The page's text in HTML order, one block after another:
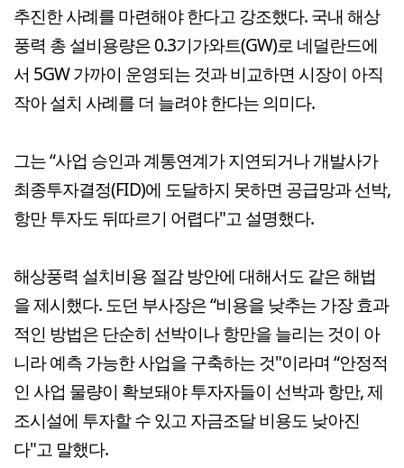
추진한 사례를 마련해야 한다고 강조했다. 국내 해상
풍력 총 설비용량은 0.3기가와트(GW)로 네덜란드에
서 5GW 가까이 운영되는 것과 비교하면 시장이 아직
작아 설치 사례를 더 늘려야 한다는 의미다.
그는 “사업 승인과 계통연계가 지연되거나 개발사가
최종투자결정(FID)에 도달하지 못하면 공급망과 선박,
항만 투자도 뒤따르기 어렵다"고 설명했다.
해상풍력 설치비용 절감 방안에 대해서도 같은 해법
을 제시했다. 도던 부사장은 “비용을 낮추는 가장 효과
적인 방법은 단순히 선박이나 항만을 늘리는 것이 아
니라 예측 가능한 사업을 구축하는 것"이라며 “안정적
인 사업 물량이 확보돼야 투자자들이 선박과 항만, 제
조시설에 투자할 수 있고 자금조달 비용도 낮아진
다"고 말했다.